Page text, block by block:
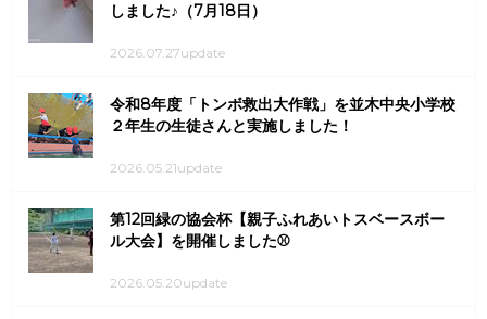
しました♪（7月18日）
2026.07.27update
令和8年度「トンボ救出大作戦」を並木中央小学校
２年生の生徒さんと実施しました！
2026.05.21update
第12回緑の協会杯【親子ふれあいトスベースボー
ル大会】を開催しました⚾
2026.05.20update